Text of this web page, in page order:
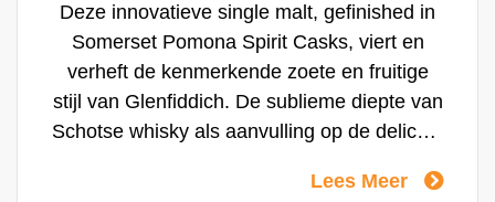
Deze innovatieve single malt, gefinished in
Somerset Pomona Spirit Casks, viert en
verheft de kenmerkende zoete en fruitige
stijl van Glenfiddich. De sublieme diepte van
Schotse whisky als aanvulling op de delicate
een verrassende, innovatieve whisky.
Lees Meer